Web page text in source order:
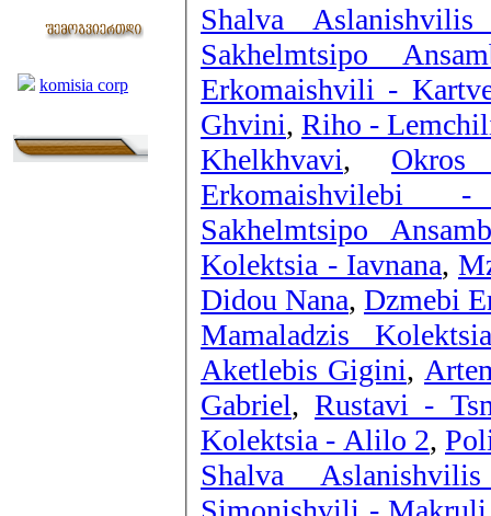
komisia corp
Shalva
Sakhelmtsipo
Erkomaishvili -
Ghvini, Riho -
Khelkhvavi,
Erkomaishvilebi -
Sakhelmtsipo
Kolektsia - Iavnana,
Didou Nana, Dzmebi
Mamaladzis
Aketlebis Gigini,
Gabriel, Rustavi -
Kolektsia - Alilo 2,
Shalva